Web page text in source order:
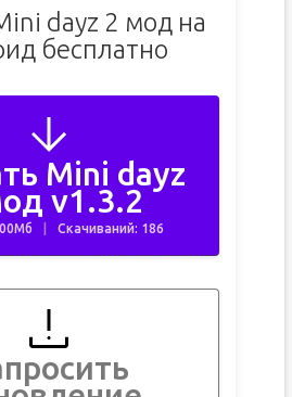
dayz 2 мод на
бесплатно
Mini dayz
v1.3.2
Скачиваний: 186